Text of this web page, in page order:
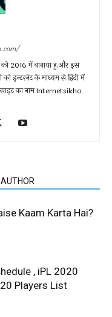
को 2016 में बानाया हु.और इस
इन्टरनेट के माध्यम से हिंदी में
का नाम Internetsikho
Kaam Karta Hai?
, iPL 2020
Players List